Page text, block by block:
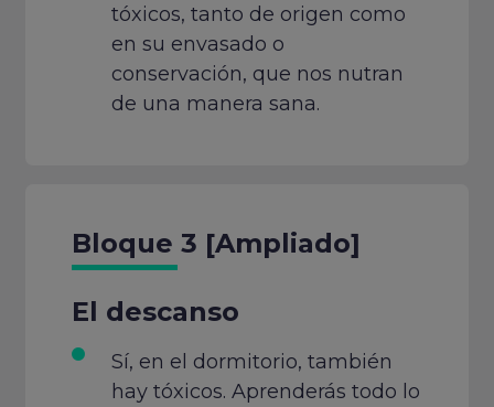
tóxicos, tanto de origen como
en su envasado o
conservación, que nos nutran
de una manera sana.
Bloque 3 [Ampliado]
El descanso
Sí, en el dormitorio, también
hay tóxicos. Aprenderás todo lo